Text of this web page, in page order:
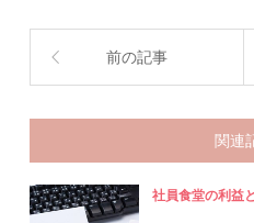
前の記事
関連
社員食堂の利益